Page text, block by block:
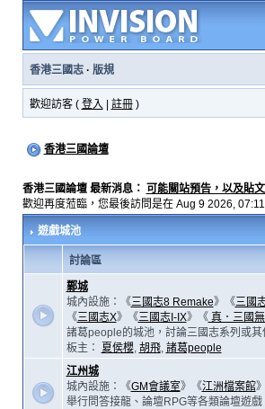
香港三國志· 版規
歡迎訪客 ( 登入 註冊)
香港三國論壇
香港三國論壇 最新消息： 可能關站預告，以及貼
歡迎再度蒞臨，您最後訪問是在 Aug 9 2026, 07:11
遊戲城池
討論區
鄴城
城內設施：《三國志8 Remake》《三國
《三國志X》《三國志I-IX》《真．三國無
諸葛people的城池，討論三國志系列或其
板主：
夏侯櫻, 胡飛, 諸葛people
江州城
城內設施：《GM會議室》《江洲檔案館》
舉行問答接龍、論壇RPG等各類論壇遊戲